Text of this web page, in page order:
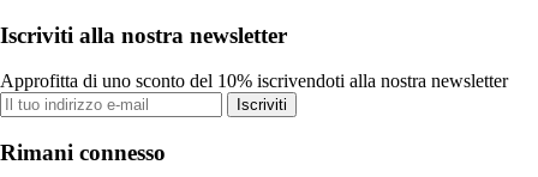
Iscriviti alla nostra newsletter
Approfitta di uno sconto del 10% iscrivendoti alla nostra newsletter
Iscriviti
Rimani connesso